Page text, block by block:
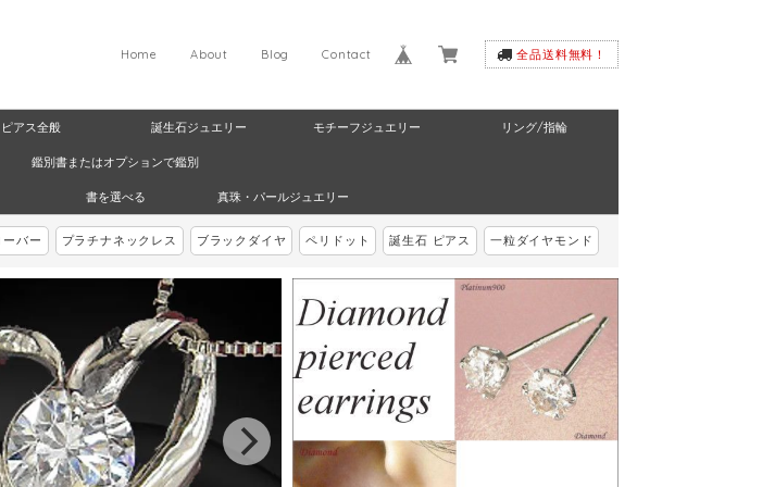
全品送料無料！
Contact
Blog
About
Home
ピアス全般 誕生石ジュエリー モチーフジュエリー リング/指輪
鑑別書またはオプションで鑑別
書を選べる 真珠・パールジュエリー
ーバー プラチナネックレス ブラックダイヤ ペリドット 誕生石 ピアス 一粒ダイヤモンド